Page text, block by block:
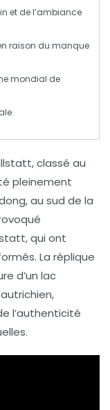
et de l’ambiance
raison du manque
mondial de
, classé au
pleinement
, au sud de la
qui ont
La réplique
d’un lac
l’authenticité
.